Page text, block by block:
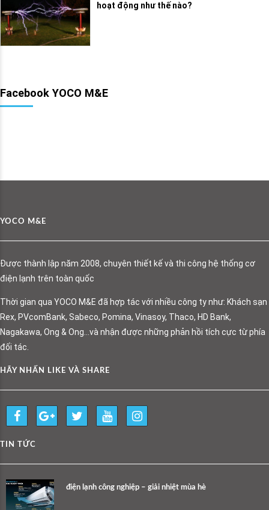
hoạt động như thế nào?
Facebook YOCO M&E
YOCO M&E
Được thành lập năm 2008, chuyên thiết kế và thi công hệ thống cơ
điện lạnh trên toàn quốc
Thời gian qua YOCO M&E đã hợp tác với nhiều công ty như: Khách sạn
Rex, PVcomBank, Sabeco, Pomina, Vinasoy, Thaco, HD Bank,
Nagakawa, Ong & Ong…và nhận được những phản hồi tích cực từ phía
đối tác.
HÃY NHẤN LIKE VÀ SHARE
TIN TỨC
điện lạnh công nghiệp – giải nhiệt mùa hè